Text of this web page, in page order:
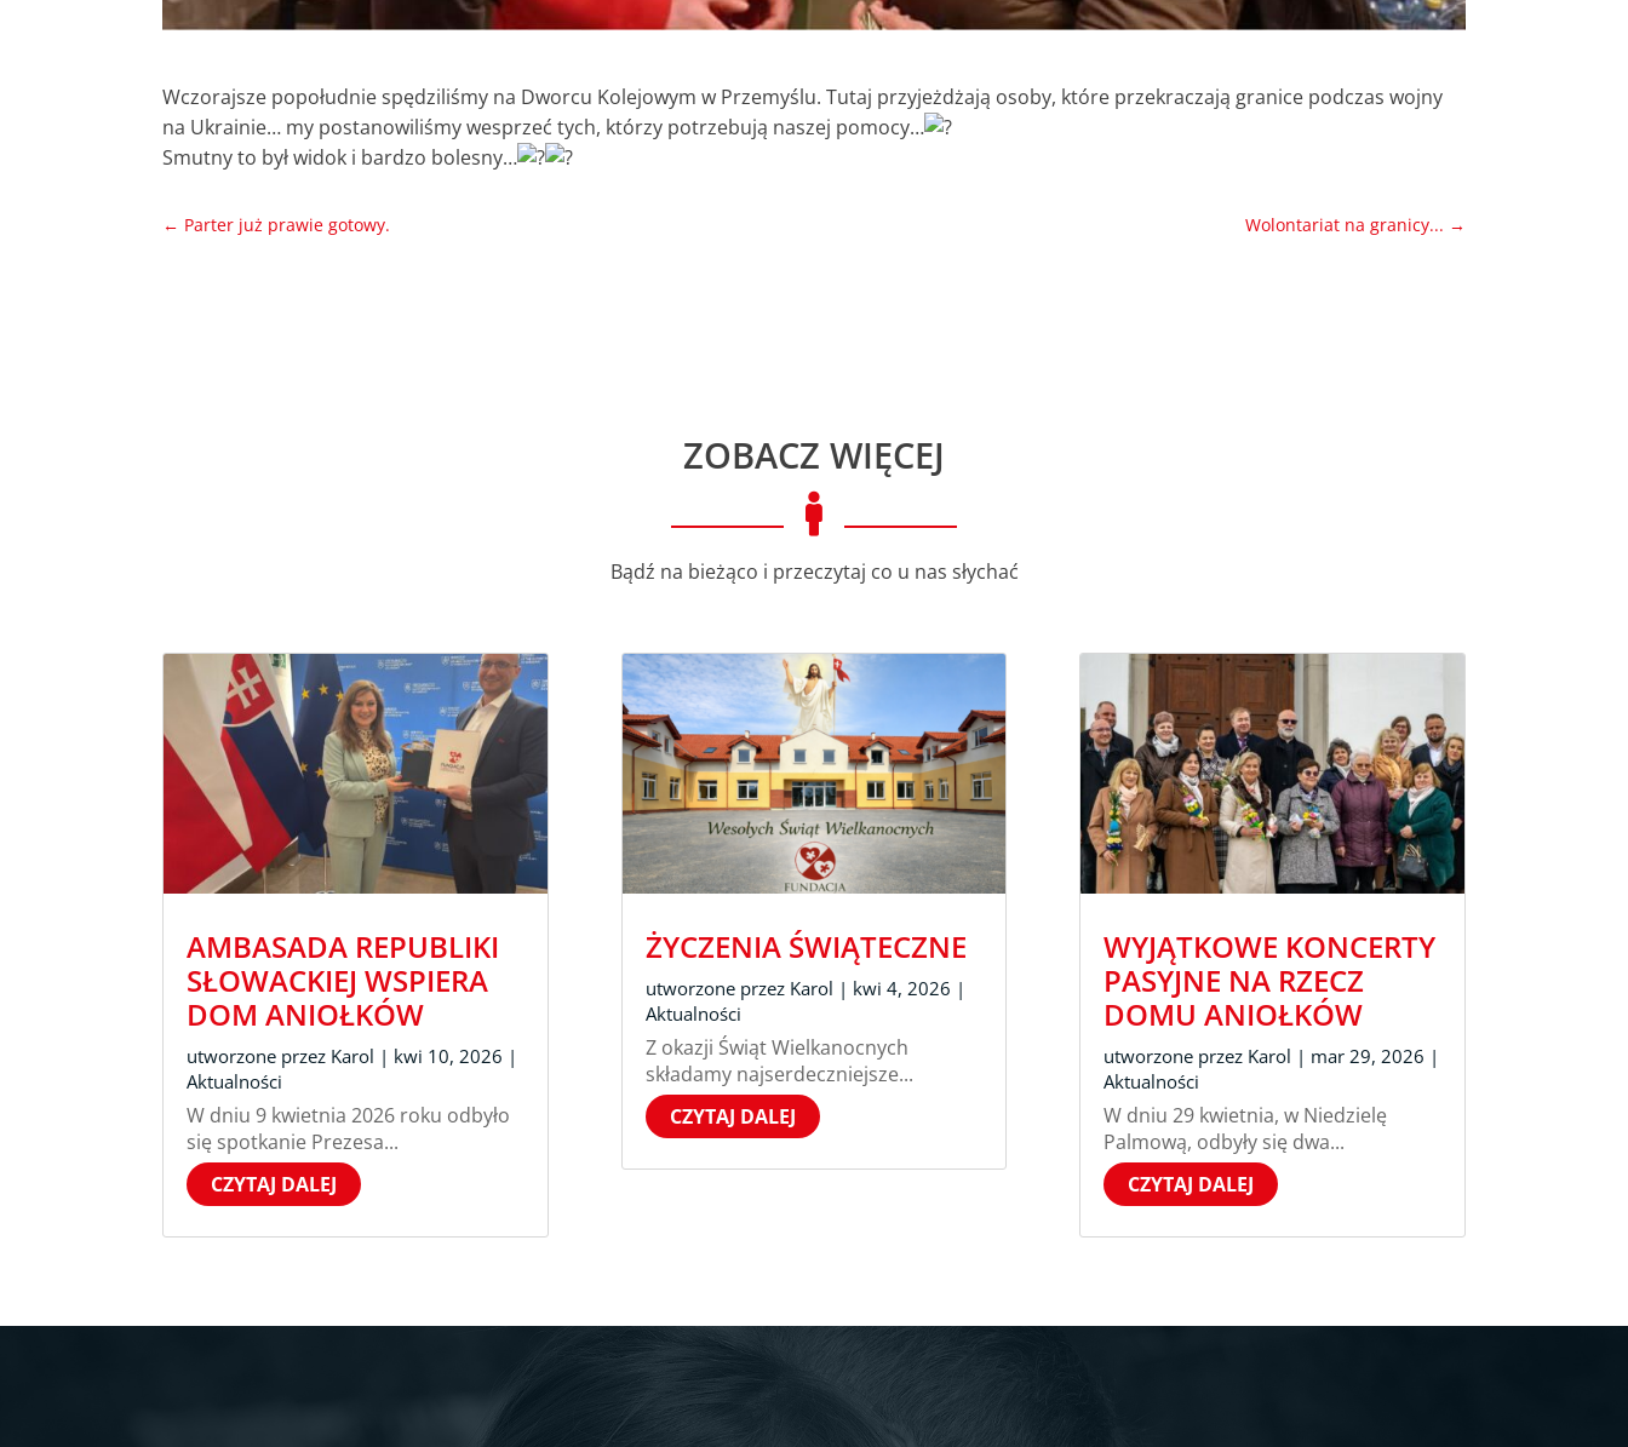
Wczorajsze popołudnie spędziliśmy na Dworcu Kolejowym w Przemyślu. Tutaj przyjeżdżają osoby, które przekraczają granice podczas wojny
na Ukrainie… my postanowiliśmy wesprzeć tych, którzy potrzebują naszej pomocy…
Smutny to był widok i bardzo bolesny…
← Parter już prawie gotowy. Wolontariat na granicy... →
ZOBACZ WIĘCEJ

Bądź na bieżąco i przeczytaj co u nas słychać
AMBASADA REPUBLIKI
SŁOWACKIEJ WSPIERA
DOM ANIOŁKÓW
utworzone przez Karol | kwi 10, 2026 |
Aktualności
W dniu 9 kwietnia 2026 roku odbyło
się spotkanie Prezesa...
CZYTAJ DALEJ
ŻYCZENIA ŚWIĄTECZNE
utworzone przez Karol | kwi 4, 2026 |
Aktualności
Z okazji Świąt Wielkanocnych
składamy najserdeczniejsze...
CZYTAJ DALEJ
WYJĄTKOWE KONCERTY
PASYJNE NA RZECZ
DOMU ANIOŁKÓW
utworzone przez Karol | mar 29, 2026 |
Aktualności
W dniu 29 kwietnia, w Niedzielę
Palmową, odbyły się dwa...
CZYTAJ DALEJ